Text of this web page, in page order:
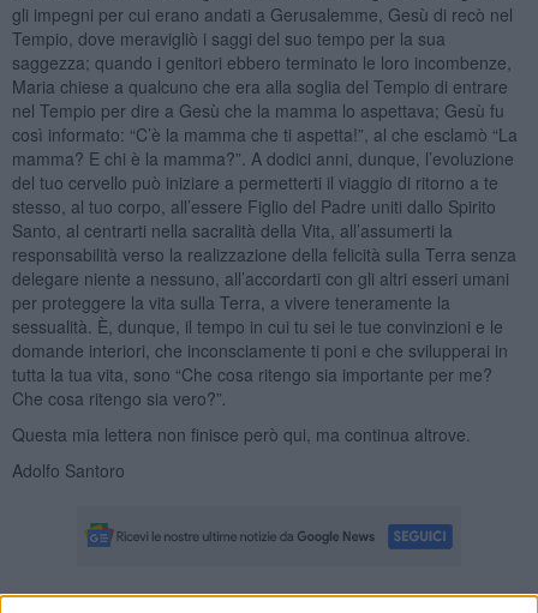
gli impegni per cui erano andati a Gerusalemme, Gesù di recò nel
Tempio, dove meravigliò i saggi del suo tempo per la sua
saggezza; quando i genitori ebbero terminato le loro incombenze,
Maria chiese a qualcuno che era alla soglia del Tempio di entrare
nel Tempio per dire a Gesù che la mamma lo aspettava; Gesù fu
così informato: “C’è la mamma che ti aspetta!”, al che esclamò “La
mamma? E chi è la mamma?”. A dodici anni, dunque, l’evoluzione
del tuo cervello può iniziare a permetterti il viaggio di ritorno a te
stesso, al tuo corpo, all’essere Figlio del Padre uniti dallo Spirito
Santo, al centrarti nella sacralità della Vita, all’assumerti la
responsabilità verso la realizzazione della felicità sulla Terra senza
delegare niente a nessuno, all’accordarti con gli altri esseri umani
per proteggere la vita sulla Terra, a vivere teneramente la
sessualità. È, dunque, il tempo in cui tu sei le tue convinzioni e le
domande interiori, che inconsciamente ti poni e che svilupperai in
tutta la tua vita, sono “Che cosa ritengo sia importante per me?
Che cosa ritengo sia vero?”
Questa mia lettera non finisce però qui, ma continua altrove.
Adolfo Santoro